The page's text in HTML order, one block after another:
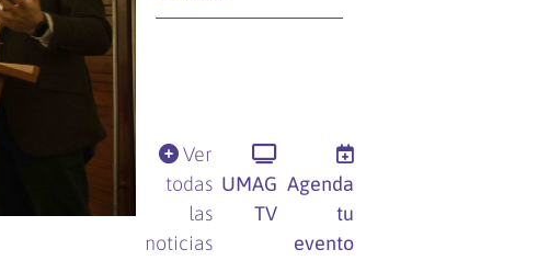
Ver
todas
las
noticias
UMAG
TV
Agenda
tu
evento